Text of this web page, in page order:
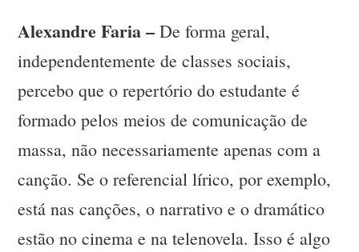
Alexandre Faria – De forma geral,
independentemente de classes sociais,
percebo que o repertório do estudante é
formado pelos meios de comunicação de
massa, não necessariamente apenas com a
canção. Se o referencial lírico, por exemplo,
está nas canções, o narrativo e o dramático
estão no cinema e na telenovela. Isso é algo